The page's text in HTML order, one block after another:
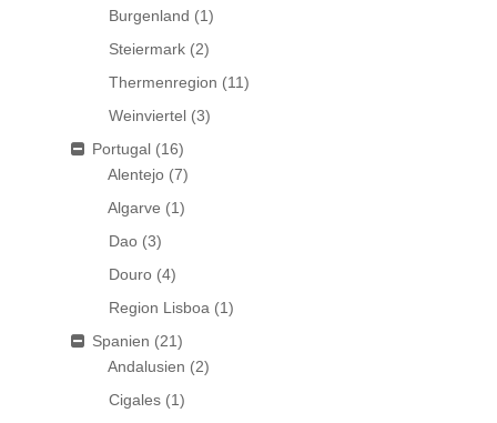
Burgenland (1)
Steiermark (2)
Thermenregion (11)
Weinviertel (3)
Portugal (16)
Alentejo (7)
Algarve (1)
Dao (3)
Douro (4)
Region Lisboa (1)
Spanien (21)
Andalusien (2)
Cigales (1)